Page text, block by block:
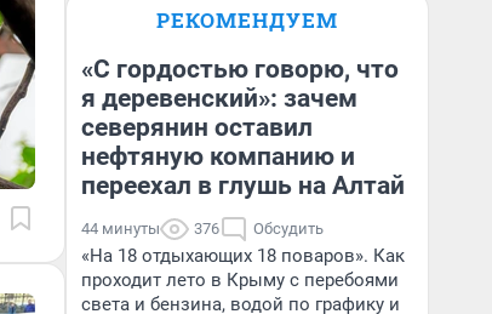
Главврач клиники
«Реабилитация доктора
РЕКОМЕНДУЕМ
«С гордостью говорю, что
я деревенский»: зачем
северянин оставил
нефтяную компанию и
переехал в глушь на Алтай
44 минуты 376 Обсудить
«На 18 отдыхающих 18 поваров». Как
проходит лето в Крыму с перебоями
света и бензина, водой по графику и